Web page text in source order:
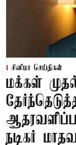
சினிமா செய்திகள்
மக்கள்
நடிகர்